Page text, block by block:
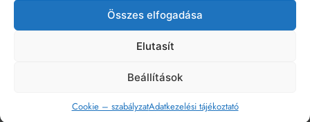
Összes elfogadása
Elutasít
Beállítások
Cookie – szabályzatAdatkezelési tájékoztató